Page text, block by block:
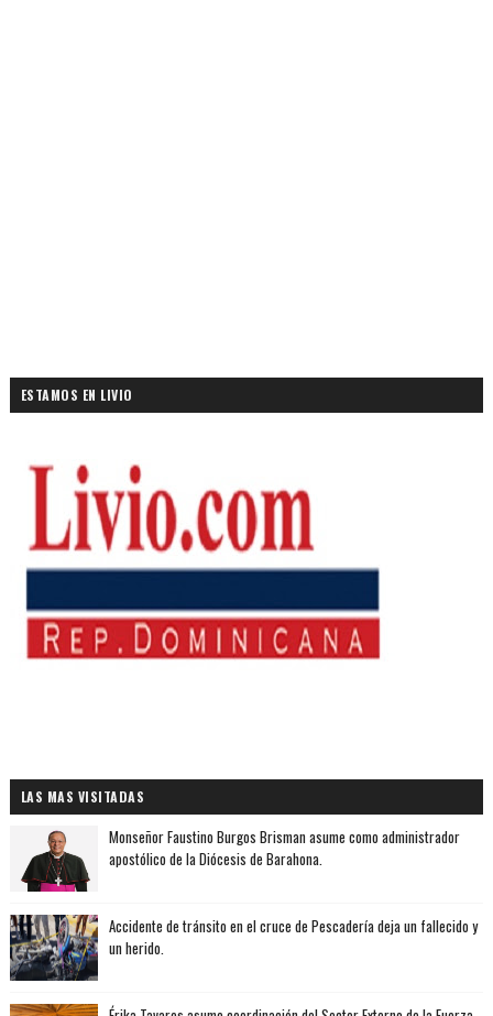
ESTAMOS EN LIVIO
LAS MAS VISITADAS
Monseñor Faustino Burgos Brisman asume como administrador
apostólico de la Diócesis de Barahona.
Accidente de tránsito en el cruce de Pescadería deja un fallecido y
un herido.